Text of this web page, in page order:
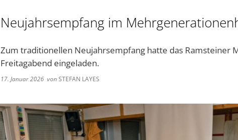
Neujahrsempfang im
Zum traditionellen Neujahrsempfang hatte das Ramsteiner
Freitagabend eingeladen.
17. Januar 2026 vonSTEFAN LAYES